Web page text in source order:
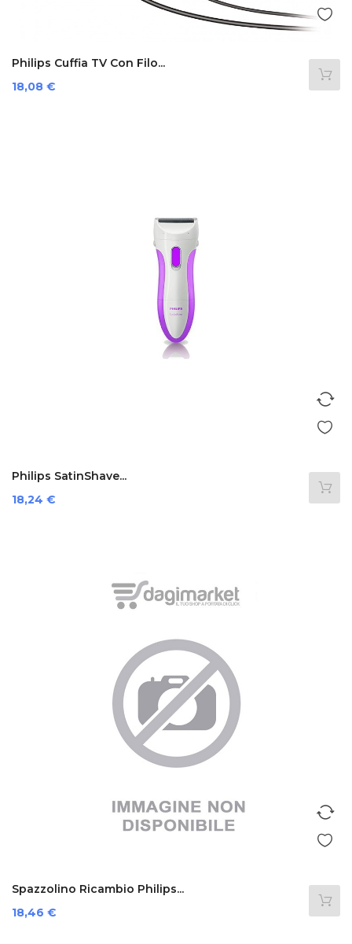
Philips Cuffia TV Con Filo...
Prezzo
18,08 €
Philips SatinShave...
Prezzo
18,24 €
Spazzolino Ricambio Philips...
Prezzo
18,46 €